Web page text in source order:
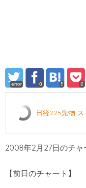
error 0 0
日経225先物
2008年2月27日のチ
【前日のチャート】